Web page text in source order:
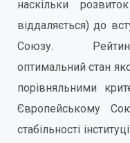
наскільки
віддаляється) до
Союзу.
оптимальний стан
порівняльними
Європейському
стабільності